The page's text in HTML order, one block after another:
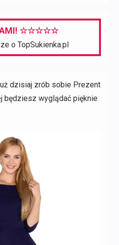
☆☆☆☆☆
o TopSukienka.pl
dzisiaj zrób sobie Prezent
będziesz wyglądać pięknie